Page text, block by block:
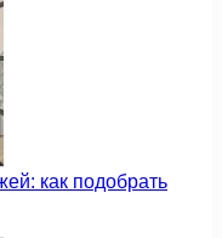
как подобрать